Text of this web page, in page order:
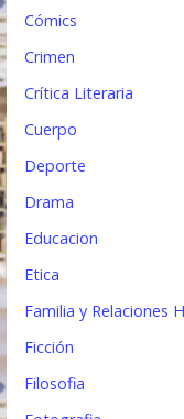
Cómics
Crimen
Crítica Literaria
Cuerpo
Deporte
Drama
Educacion
Etica
Familia y Relaciones
Ficción
Filosofia